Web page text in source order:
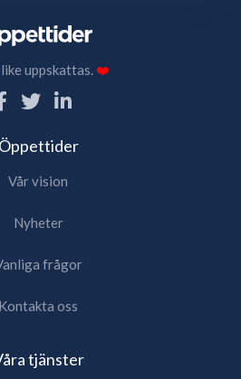
uppskattas.❤️
Öppettider
Vår vision
Nyheter
frågor
Kontakta oss
tjänster